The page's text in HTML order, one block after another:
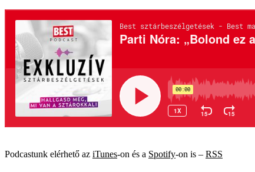
Podcastunk elérhető az iTunes-on és a Spotify-on is – RSS